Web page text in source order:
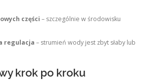
części – szczególnie w środowisku
regulacja – strumień wody jest zbyt słaby lub
krok po kroku